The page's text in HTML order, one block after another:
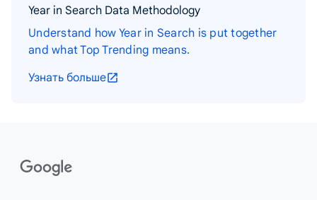
Year in Search Data Methodology
Understand how Year in Search is put together
and what Top Trending means.
Узнать больше